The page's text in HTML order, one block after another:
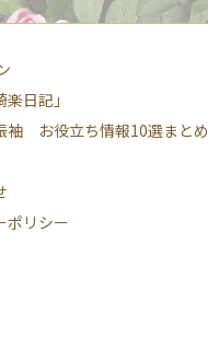
日記」
袖 お役立ち情報10選まとめ
リシー